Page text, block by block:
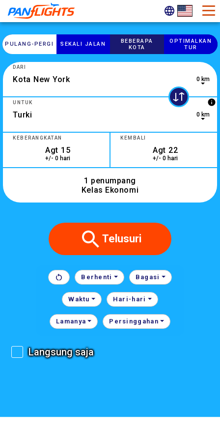
PULANG-​PERGI SEKALI JALAN
BEBERAPA
KOTA
OPTIMALKAN
TUR
0 results are available, use up and down arrow keys to
DARI
0 km
10 results are available, use up and down arrow keys to
UNTUK info
0 km
KEBERANGKATAN
+/- 0 hari
KEMBALI
+/- 0 hari
1 penumpang
Kelas Ekonomi
Telusuri
Berhenti Bagasi
Waktu Hari-hari
Lamanya Persinggahan
Langsung saja